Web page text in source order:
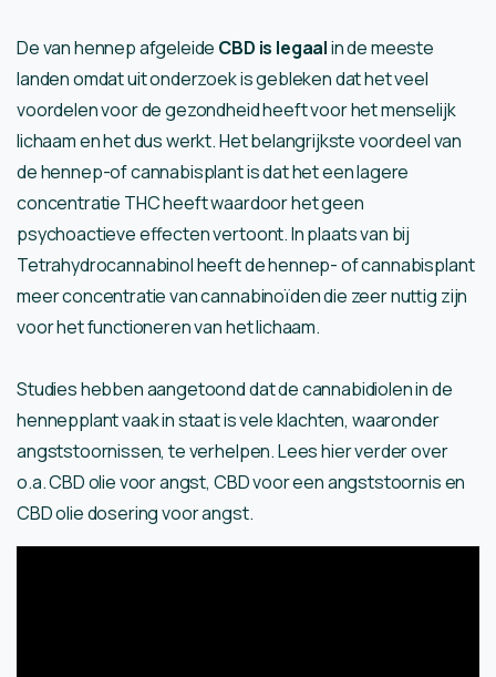
De van hennep afgeleide CBD is legaalin de meeste
landen omdat uit onderzoek is gebleken dat het veel
voordelen voor de gezondheid heeft voor het menselijk
lichaam en het dus werkt. Het belangrijkste voordeel van
de hennep-of cannabisplant is dat het een lagere
concentratie THC heeft waardoor het geen
psychoactieve effecten vertoont. In plaats van bij
Tetrahydrocannabinol heeft de hennep- of cannabisplant
meer concentratie van cannabinoïden die zeer nuttig zijn
voor het functioneren van het lichaam.
Studies hebben aangetoond dat de cannabidiolen in de
hennepplant vaak in staat is vele klachten, waaronder
angststoornissen, te verhelpen. Lees hier verder over
o.a. CBD olie voor angst, CBD voor een angststoornis en
CBD olie dosering voor angst.